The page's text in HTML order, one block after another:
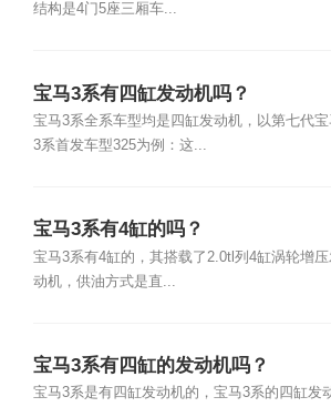
结构是4门5座三厢车...
宝马3系有四缸发动机吗？
宝马3系全系车型均是四缸发动机，以第七代宝
3系首发车型325为例：这...
宝马3系有4缸的吗？
宝马3系有4缸的，其搭载了2.0tl列4缸涡轮增
动机，供油方式是直...
宝马3系有四缸的发动机吗？
宝马3系是有四缸发动机的，宝马3系的四缸发